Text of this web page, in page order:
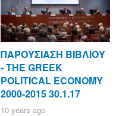
ΠΑΡΟΥΣΙΑΣΗ ΒΙΒΛΙΟΥ
- ΤΗΕ GREEK
POLITICAL ECONOMY
2000-2015 30.1.17
10 years ago